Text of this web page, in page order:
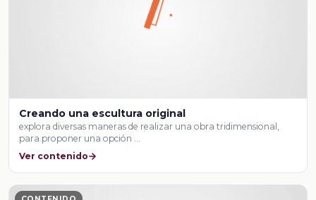
Creando una escultura original
explora diversas maneras de realizar una obra tridimensional,
para proponer una opción …
Ver contenido